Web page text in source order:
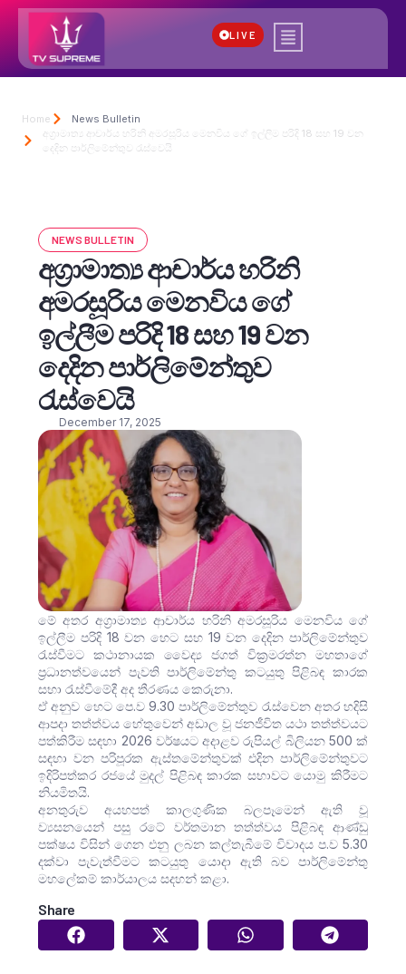
LIVE
Home
News Bulletin
අග්‍රාමාත්‍ය ආචාර්ය හරිනි අමරසූරිය මෙනවිය ගේ ඉල්ලීම පරිදි 18 සහ 19 වන
දෙදින පාර්ලිමේන්තුව රැස්වෙයි
NEWS BULLETIN
අග්‍රාමාත්‍ය ආචාර්ය හරිනි
අමරසූරිය මෙනවිය ගේ
ඉල්ලීම පරිදි 18 සහ 19 වන
දෙදින පාර්ලිමේන්තුව
රැස්වෙයි
December 17, 2025
මේ අතර අග්‍රාමාත්‍ය ආචාර්ය හරිනි අමරසූරිය මෙනවිය ගේ
ඉල්ලීම පරිදි 18 වන හෙට සහ 19 වන දෙදින පාර්ලිමේන්තුව
රැස්වීමට කථානායක වෛද්‍ය ජගත් වික්‍රමරත්න මහතාගේ
ප්‍රධානත්වයෙන් පැවති පාර්ලිමේන්තු කටයුතු පිළිබඳ කාරක
සභා රැස්වීමේදී අද තීරණය කෙරුනා.
ඒ අනුව හෙට පෙ.ව 9.30 පාර්ලිමේන්තුව රැස්වෙන අතර හදිසි
ආපදා තත්ත්වය හේතුවෙන් අඩාල වූ ජනජීවිත යථා තත්ත්වයට
පත්කිරීම සඳහා 2026 වර්ෂයට අදාළව රුපියල් බිලියන 500 ක්
සඳහා වන පරිපූරක ඇස්තමේන්තුවක් එදින පාර්ලිමේන්තුවට
ඉදිරිපත්කර රජයේ මුදල් පිළිබඳ කාරක සභාවට යොමු කිරීමට
නියමිතයි.
අනතුරුව අයහපත් කාලගුණික බලපෑමෙන් ඇති වූ
ව්‍යසනයෙන් පසු රටේ වර්තමාන තත්ත්වය පිළිබඳ ආණ්ඩු
පක්ෂය විසින් ගෙන එනු ලබන කල්තැබීමේ විවාදය ප.ව 5.30
දක්වා පැවැත්වීමට කටයුතු යොදා ඇති බව පාර්ලිමේන්තු
මහලේකම් කාර්යාලය සදහන් කළා.
Share